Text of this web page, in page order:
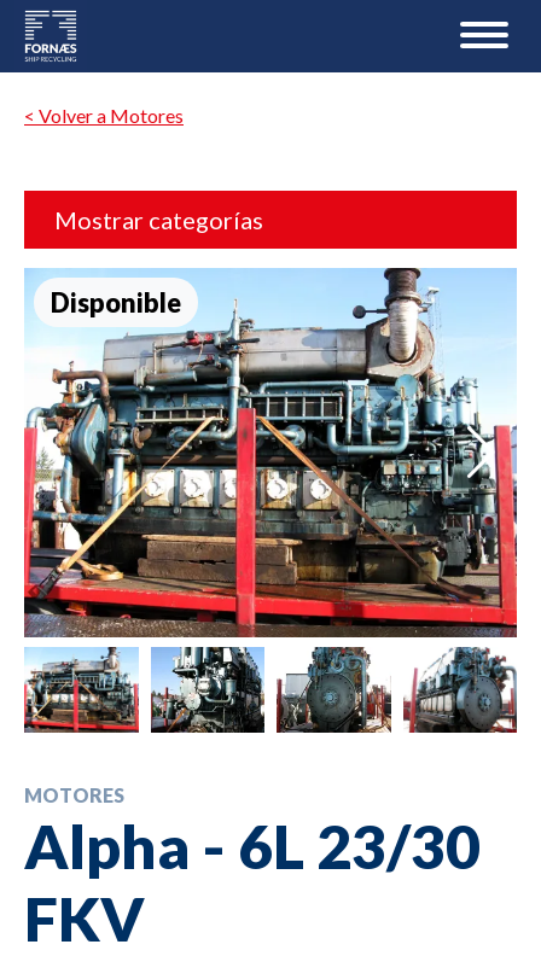
< Volver a Motores
Mostrar categorías
Disponible
MOTORES
Alpha - 6L 23/30
FKV